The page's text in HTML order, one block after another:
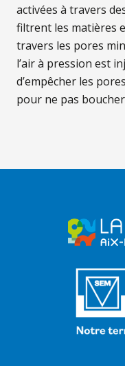
activées à travers
filtrent les matières
travers les pores
l’air à pression est
d’empêcher les
pour ne pas